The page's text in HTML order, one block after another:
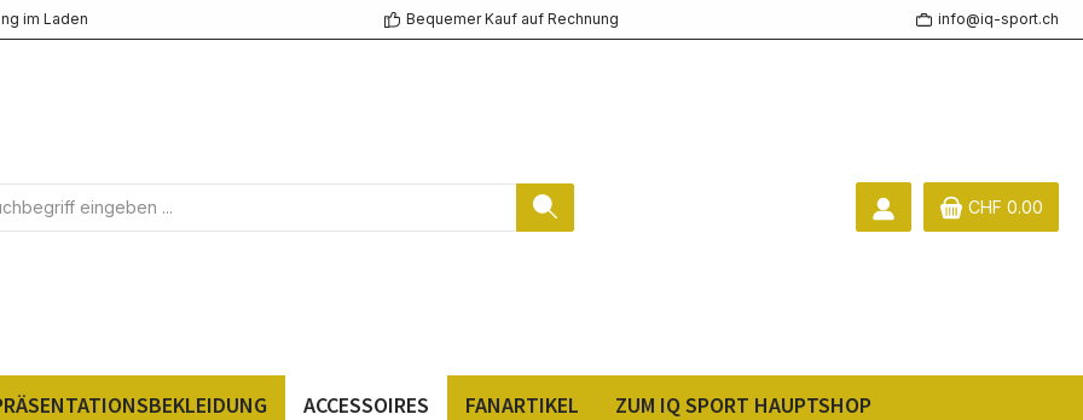
im Laden Bequemer Kauf auf Rechnung info@iq-sport.ch
CHF 0.00
ACCESSOIRES FANARTIKEL ZUM IQ SPORT HAUPTSHOP